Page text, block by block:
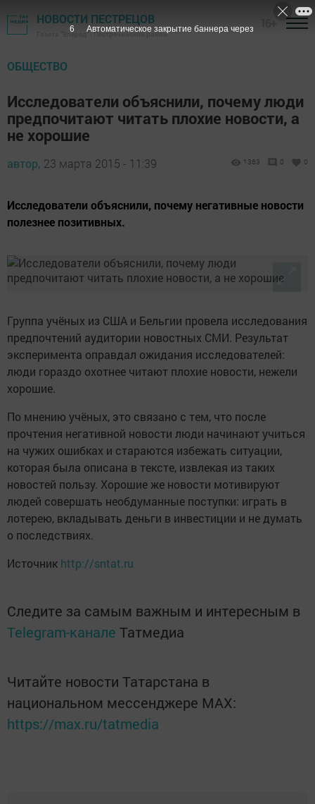
НОВОСТИ ПЕСТРЕЦОВ
Газета "Вперед" - Пестречинский район
ОБЩЕСТВО
Исследователи объяснили, почему люди
предпочитают читать плохие новости, а
не хорошие
автор, 23 марта 2015 - 11:39 1363 0 0
Исследователи объяснили, почему негативные новости
полезнее позитивных.
Группа учёных из США и Бельгии провела исследования
предпочтений аудитории новостных СМИ. Результат
эксперимента оправдал ожидания исследователей:
люди гораздо охотнее читают плохие новости, нежели
хорошие.
По мнению учёных, это связано с тем, что после
прочтения негативной новости люди начинают учиться
на чужих ошибках и стараются избежать ситуации,
которая была описана в тексте, извлекая из таких
новостей пользу. Хорошие же новости мотивируют
людей совершать необдуманные поступки: играть в
лотерею, вкладывать деньги в инвестиции и не думать
о последствиях.
Источник http://sntat.ru
Следите за самым важным и интересным в
Telegram-канале Татмедиа
Читайте новости Татарстана в
национальном мессенджере MАХ:
https://max.ru/tatmedia
6 Автоматическое закрытие баннера через